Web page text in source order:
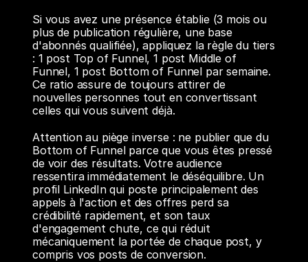
Si vous avez une présence établie (3 mois ou
plus de publication régulière, une base
d'abonnés qualifiée), appliquez la règle du tiers
: 1 post Top of Funnel, 1 post Middle of
Funnel, 1 post Bottom of Funnel par semaine.
Ce ratio assure de toujours attirer de
nouvelles personnes tout en convertissant
celles qui vous suivent déjà.
Attention au piège inverse : ne publier que du
Bottom of Funnel parce que vous êtes pressé
de voir des résultats. Votre audience
ressentira immédiatement le déséquilibre. Un
profil LinkedIn qui poste principalement des
appels à l'action et des offres perd sa
crédibilité rapidement, et son taux
d'engagement chute, ce qui réduit
mécaniquement la portée de chaque post, y
compris vos posts de conversion.